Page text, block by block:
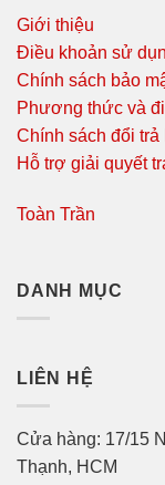
Giới thiệu
Điều khoản sử
Chính sách bảo
Phương thức và
Chính sách đổi trả
Hỗ trợ giải quyết
Toàn Trần
DANH MỤC
LIÊN HỆ
Cửa hàng: 17/15
Thạnh, HCM